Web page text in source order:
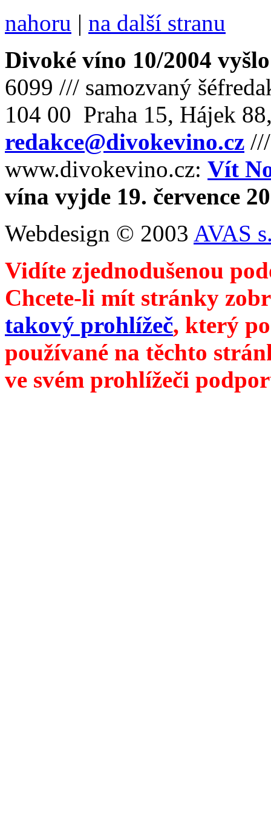
nahoru | na další stranu
Divoké víno 10/2004
6099 /// samozvaný
104 00 Praha 15, Hájek
redakce@divokevino.cz
www.divokevino.cz: Vít
vína vyjde 19. července
Webdesign © 2003 AVAS
Vidíte zjednodušenou
Chcete-li mít stránky
takový prohlížeč, který
používané na těchto
ve svém prohlížeči